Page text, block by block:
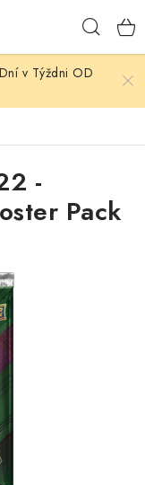
EDITION
v Týždni OD
-
Pack